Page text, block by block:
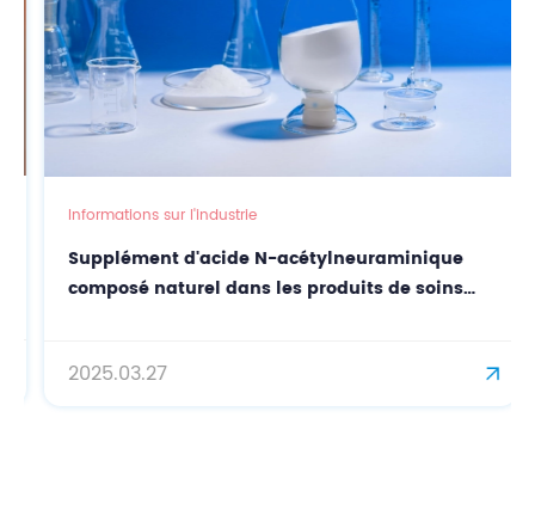
Informations sur l'industrie
Supplément d'acide N-acétylneuraminique
composé naturel dans les produits de soins
2025.03.27